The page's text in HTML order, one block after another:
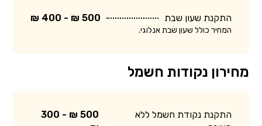
התקנת שעון שבת 500 ₪ - 400 ₪
המחיר כולל שעון שבת אנלוגי.
מחירון נקודות חשמל
התקנת נקודת חשמל ללא
500 ₪ - 300